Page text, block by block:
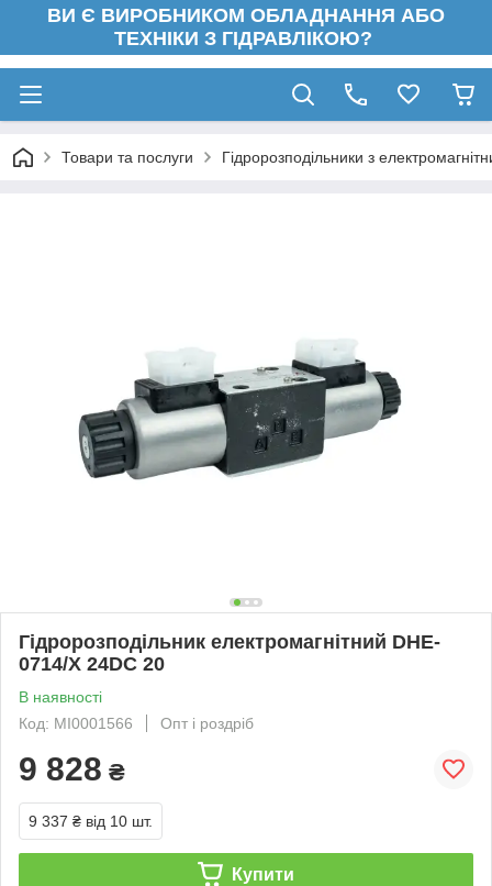
ВИ Є ВИРОБНИКОМ ОБЛАДНАННЯ АБО
ТЕХНІКИ З ГІДРАВЛІКОЮ?
Товари та послуги Гідророзподільники з
Гідророзподільник електромагнітний DHE-
0714/X 24DC 20
В наявності
Код: MI0001566
Опт і роздріб
9 828 ₴
9 337 ₴ від 10 шт.
Купити